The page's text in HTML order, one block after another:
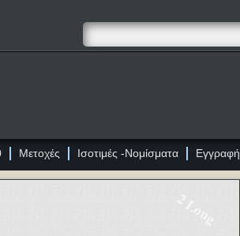
Μετοχές Ισοτιμές -Νομίσματα Εγγραφή
2 Long